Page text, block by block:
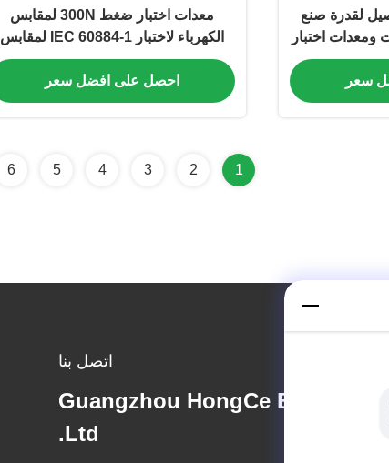
لقدرة صنع
300 فولت ومعدات اختبار
سعر
معدات اختبار ضغط 300N لمقابس
الكهرباء لاختبار IEC 60884-1 لمقابس
الشاشة
احصل على افضل سعر
1
2
3
4
5
6
اتصل بنا
Guangzhou HongCe
Ltd.